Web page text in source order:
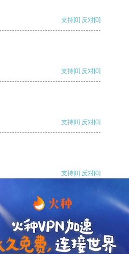
支持[0] 反对[0]
支持[0] 反对[0]
支持[0] 反对[0]
支持[0] 反对[0]
支持[0] 反对